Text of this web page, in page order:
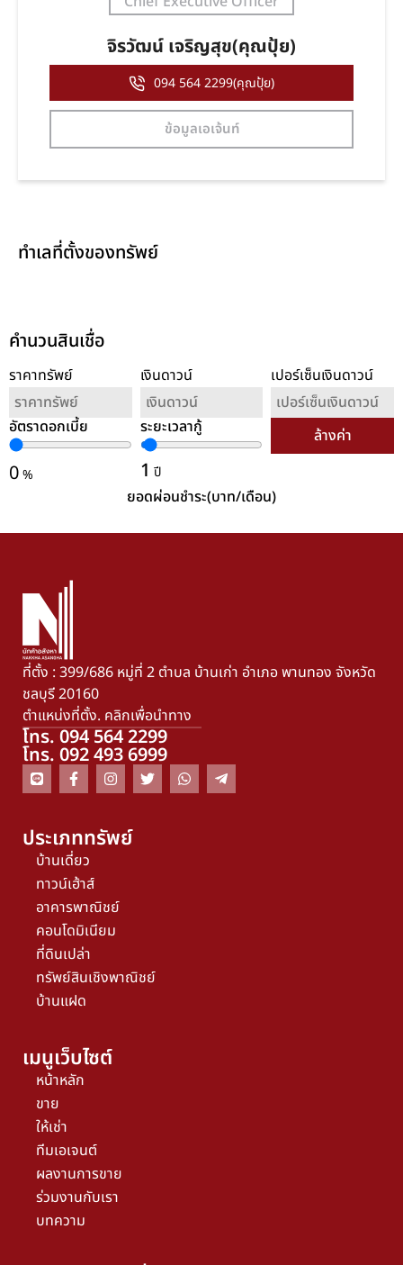
จิรวัฒน์ เจริญสุข(คุณปุ้ย)
094 564 2299(คุณปุ้ย)
ข้อมูลเอเจ้นท์
ทำเลที่ตั้งของทรัพย์
คำนวนสินเชื่อ
ราคาทรัพย์ เงินดาวน์ เปอร์เซ็นเงินดาวน์
อัตราดอกเบี้ย
0%
ระยะเวลากู้
1 ปี
ล้างค่า
ยอดผ่อนชำระ(บาท/เดือน)
ที่ตั้ง : 399/686 หมู่ที่ 2 ตำบล บ้านเก่า อำเภอ พานทอง จังหวัด
ชลบุรี 20160
ตำแหน่งที่ตั้ง. คลิกเพื่อนำทาง
โทร. 094 564 2299
โทร. 092 493 6999
ประเภททรัพย์
บ้านเดี่ยว
ทาวน์เฮ้าส์
อาคารพาณิชย์
คอนโดมิเนียม
ที่ดินเปล่า
ทรัพย์สินเชิงพาณิชย์
บ้านแฝด
เมนูเว็บไซต์
หน้าหลัก
ขาย
ให้เช่า
ทีมเอเจนต์
ผลงานการขาย
ร่วมงานกับเรา
บทความ